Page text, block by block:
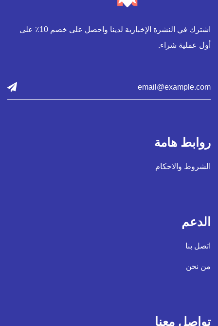
اشترك في النشرة الإخبارية لدينا واحصل على خصم 10٪ على
أول عملية شراء.
روابط هامة
الشروط والاحكام
الدعم
اتصل بنا
من نحن
تواصل معنا